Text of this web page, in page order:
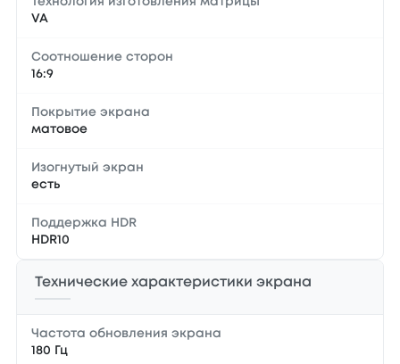
VA
Соотношение сторон
16:9
Покрытие экрана
матовое
Изогнутый экран
есть
Поддержка HDR
HDR10
Технические характеристики экрана
Частота обновления экрана
180 Гц